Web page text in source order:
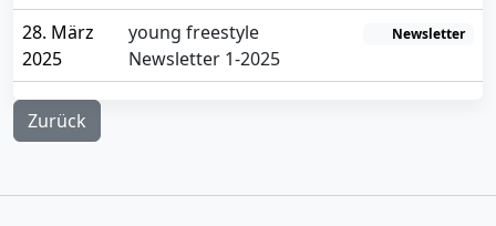
28. März
2025
young freestyle
Newsletter 1-2025
Newsletter
Zurück